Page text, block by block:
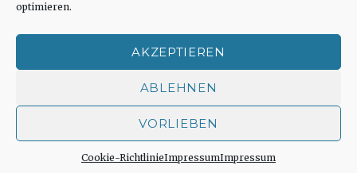
optimieren.
AKZEPTIEREN
ABLEHNEN
VORLIEBEN
Cookie-RichtlinieImpressumImpressum
Cookie-Richtlinie (EU)
Impressum